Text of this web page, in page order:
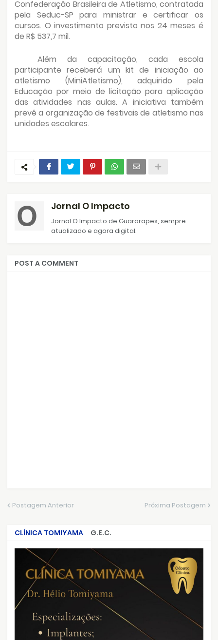
Confederação Brasileira de Atletismo, contratada
pela Seduc-SP para ministrar e certificar os
cursos. O investimento previsto nos 24 meses é
de R$ 537,7 mil.
Além da capacitação, cada escola
participante receberá um kit de iniciação ao
atletismo (MiniAtletismo), adquirido pela
Educação por meio de licitação para aplicação
das atividades nas aulas. A iniciativa também
prevê a organização de festivais de atletismo nas
unidades escolares.
Jornal O Impacto
Jornal O Impacto de Guararapes, sempre
atualizado e agora digital.
POST A COMMENT
Postagem Anterior Próxima Postagem
CLÍNICA TOMIYAMA
G.E.C.
CRIMES QUE ABALARAM O BRASIL